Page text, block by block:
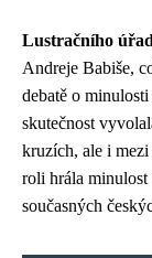
Lustračního
Andreje Babiše,
debatě o
skutečnost
kruzích, ale i
roli hrála
současných